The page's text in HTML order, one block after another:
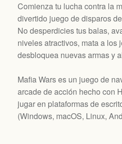
Comienza tu lucha contra la
divertido juego de disparos
No desperdicies tus balas,
niveles atractivos, mata a los
desbloquea nuevas armas y
Mafia Wars es un juego de
arcade de acción hecho con
jugar en plataformas de
(Windows, macOS, Linux,